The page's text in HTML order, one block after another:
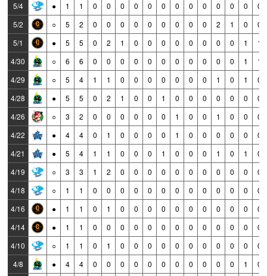
5/4
● 1 1 0 0 0 0 0 0 0 0 0 0 0 0
0
5/2
○ 5 2 0 0 0 0 0 0 0 0 0 2 1 0
0
5/1
● 5 5 0 2 1 0 0 0 0 0 0 0 0 1
1
4/30
○ 6 6 0 0 0 0 0 0 0 0 0 0 0 1
1
4/29
○ 5 4 1 1 0 0 0 0 0 0 0 1 0 1
0
4/28
● 5 5 0 2 1 0 0 1 0 0 0 0 0 0
0
4/26
○ 3 2 0 0 0 0 0 0 1 0 0 1 0 0
0
4/22
● 4 4 0 1 0 0 0 0 1 0 0 0 0 0
0
4/21
● 5 4 1 1 0 0 0 1 0 0 0 1 0 1
0
4/19
○ 3 3 1 2 0 0 0 0 0 0 0 0 0 0
0
4/18
○ 1 1 0 0 0 0 0 0 0 0 0 0 0 0
0
4/16
● 1 1 0 1 0 0 0 0 0 0 0 0 0 0
0
4/14
● 1 1 0 0 0 0 0 0 0 0 0 0 0 0
0
4/10
○ 1 1 0 1 0 0 0 0 0 0 0 0 0 0
0
4/8
● 4 4 0 0 0 0 0 0 0 0 0 0 0 1
0